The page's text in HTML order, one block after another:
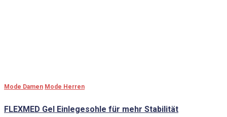
Mode Damen Mode Herren
FLEXMED Gel Einlegesohle für mehr Stabilität